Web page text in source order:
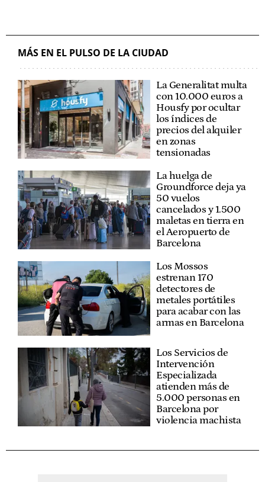
MÁS EN EL PULSO DE LA CIUDAD
La Generalitat multa
con 10.000 euros a
Housfy por ocultar
los índices de
precios del alquiler
en zonas
tensionadas
La huelga de
Groundforce deja ya
50 vuelos
cancelados y 1.500
maletas en tierra en
el Aeropuerto de
Barcelona
Los Mossos
estrenan 170
detectores de
metales portátiles
para acabar con las
armas en Barcelona
Los Servicios de
Intervención
Especializada
atienden más de
5.000 personas en
Barcelona por
violencia machista